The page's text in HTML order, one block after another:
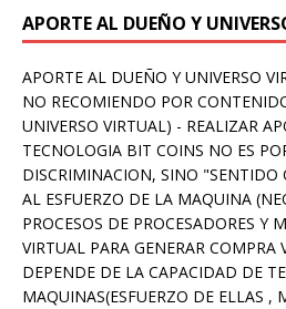
APORTE AL DUEÑO Y
APORTE AL DUEÑO Y UNIVERSO
NO RECOMIENDO POR
UNIVERSO VIRTUAL) - REALIZAR
TECNOLOGIA BIT COINS NO ES
DISCRIMINACION, SINO
AL ESFUERZO DE LA MAQUINA
PROCESOS DE PROCESADORES Y
VIRTUAL PARA GENERAR
DEPENDE DE LA CAPACIDAD DE
MAQUINAS(ESFUERZO DE ELLAS ,